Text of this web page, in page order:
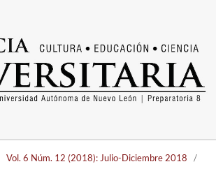
Vol. 6 Núm. 12 (2018): Julio-Diciembre 2018
/